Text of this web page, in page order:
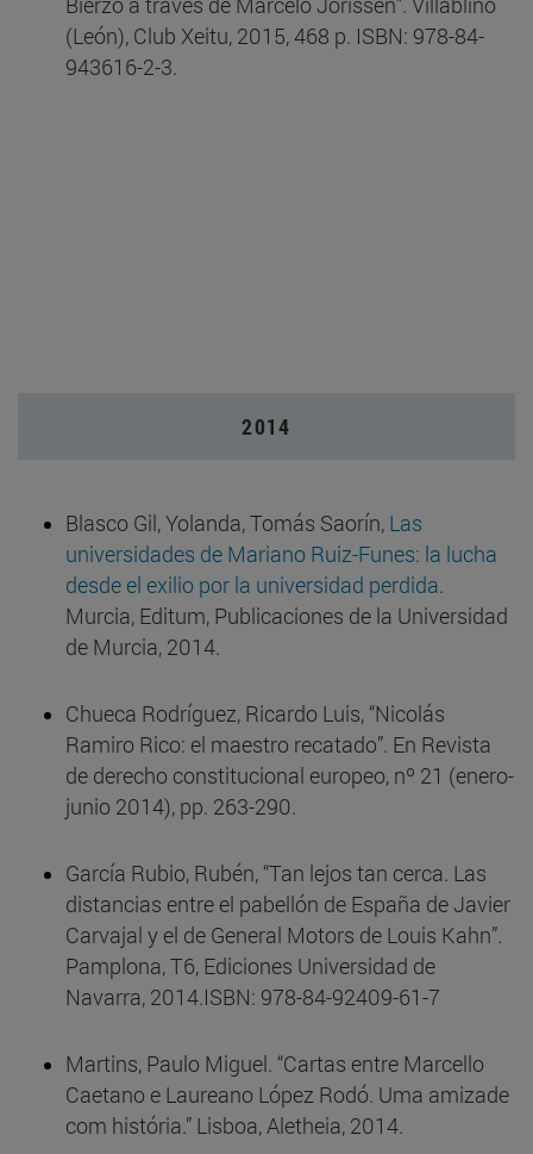
(León), Club Xeitu, 2015, 468 p. ISBN: 978-84-
943616-2-3.
2014
Blasco Gil, Yolanda, Tomás Saorín, Las
universidades de Mariano Ruiz-Funes: la lucha
desde el exilio por la universidad perdida.
Murcia, Editum, Publicaciones de la Universidad
de Murcia, 2014.
Chueca Rodríguez, Ricardo Luis, “Nicolás
Ramiro Rico: el maestro recatado”. En Revista
de derecho constitucional europeo, nº 21 (enero-
junio 2014), pp. 263-290.
García Rubio, Rubén, “Tan lejos tan cerca. Las
distancias entre el pabellón de España de Javier
Carvajal y el de General Motors de Louis Kahn”.
Pamplona, T6, Ediciones Universidad de
Navarra, 2014.ISBN: 978-84-92409-61-7
Martins, Paulo Miguel. “Cartas entre Marcello
Caetano e Laureano López Rodó. Uma amizade
com história.” Lisboa, Aletheia, 2014.